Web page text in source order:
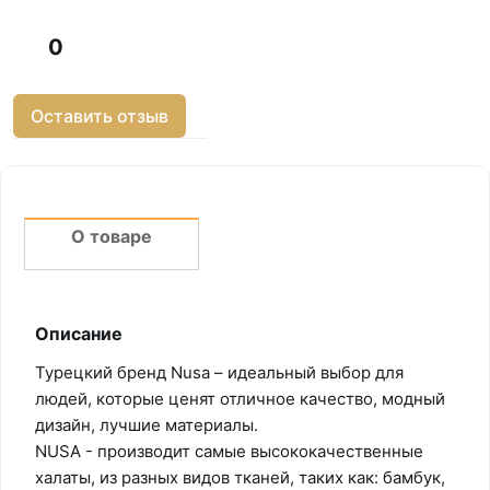
0
Оставить отзыв
О товаре
Описание
Турецкий бренд Nusa – идеальный выбор для
людей, которые ценят отличное качество, модный
дизайн, лучшие материалы.
NUSA - производит самые высококачественные
халаты, из разных видов тканей, таких как: бамбук,